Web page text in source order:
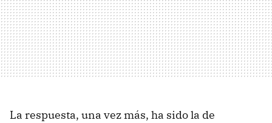
La respuesta, una vez más, ha sido la de